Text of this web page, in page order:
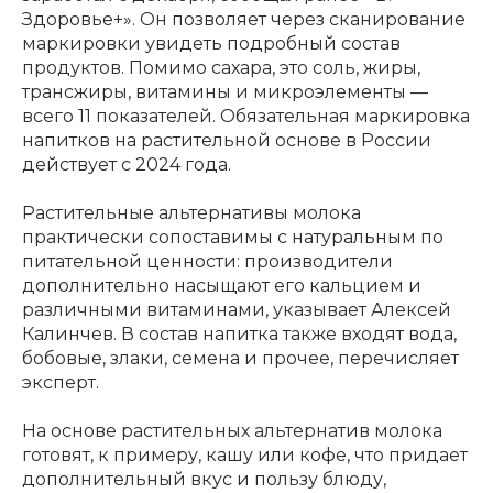
Здоровье+». Он позволяет через сканирование
маркировки увидеть подробный состав
продуктов. Помимо сахара, это соль, жиры,
трансжиры, витамины и микроэлементы —
всего 11 показателей. Обязательная маркировка
напитков на растительной основе в России
действует с 2024 года.
Растительные альтернативы молока
практически сопоставимы с натуральным по
питательной ценности: производители
дополнительно насыщают его кальцием и
различными витаминами, указывает Алексей
Калинчев. В состав напитка также входят вода,
бобовые, злаки, семена и прочее, перечисляет
эксперт.
На основе растительных альтернатив молока
готовят, к примеру, кашу или кофе, что придает
дополнительный вкус и пользу блюду,